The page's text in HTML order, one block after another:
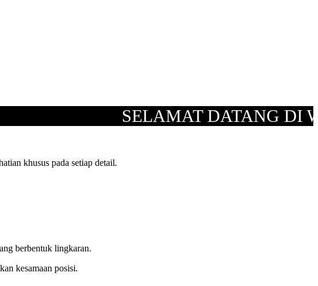
SELAMAT DATANG DI
khusus pada setiap detail.
berbentuk lingkaran.
kesamaan posisi.